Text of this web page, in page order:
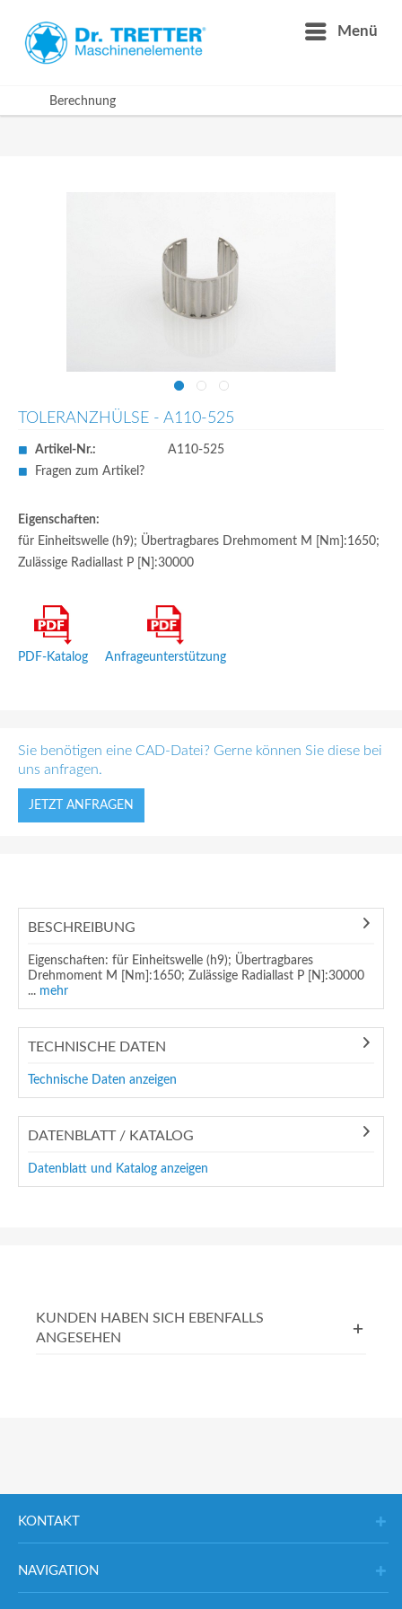
Menü
Berechnung
TOLERANZHÜLSE - A110­-525
Artikel-Nr.:
A110-525
Fragen zum Artikel?
Eigenschaften:
für Einheitswelle (h9); Übertragbares Drehmoment M [Nm]:1650;
Zulässige Radiallast P [N]:30000
PDF-Katalog Anfrageunterstützung
Sie benötigen eine CAD-Datei? Gerne können Sie diese bei
uns anfragen.
JETZT ANFRAGEN
BESCHREIBUNG
Eigenschaften: für Einheitswelle (h9); Übertragbares
Drehmoment M [Nm]:1650; Zulässige Radiallast P [N]:30000
... mehr
TECHNISCHE DATEN
Technische Daten anzeigen
DATENBLATT / KATALOG
Datenblatt und Katalog anzeigen
KUNDEN HABEN SICH EBENFALLS
ANGESEHEN
KONTAKT
NAVIGATION